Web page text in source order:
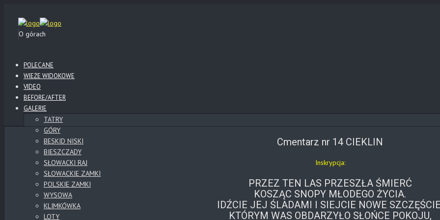
O górach
POLECANE
WIEŻE WIDOKOWE
VIDEO
BEFORE/AFTER
GALERIE
TATRY
GÓRY
BESKID NISKI
BIESZCZADY
SŁOWACKI RAJ
SŁOWACKIE ZAMKI
POLSKIE ZAMKI
WYSOWA
KLIMKÓWKA
LOTY
Cmentarz nr 14 CIEKLIN
Inskrypcja:
PRZEZ TEN LAS PRZESZŁA ŚMIERĆ
KOSZĄC SNOPY MŁODEGO ŻYCIA.
IDŹCIE JEJ ŚLADAMI I SIEJCIE NOWE
KTÓRYM WAS OBDARZYŁO SŁOŃCE POKOJU,